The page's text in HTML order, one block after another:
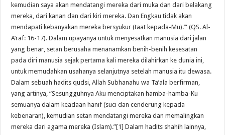
kemudian saya akan mendatangi mereka dari muka dan dari belakang
mereka, dari kanan dan dari kiri mereka. Dan Engkau tidak akan
mendapati kebanyakan mereka bersyukur (taat kepada-Mu).’” (QS. Al-
A’raf: 16-17). Dalam upayanya untuk menyesatkan manusia dari jalan
yang benar, setan berusaha menanamkan benih-benih kesesatan
pada diri manusia sejak pertama kali mereka dilahirkan ke dunia ini,
untuk memudahkan usahanya selanjutnya setelah manusia itu dewasa.
Dalam sebuah hadits qudsi, Allah Subhanahu wa Ta’ala berfirman,
yang artinya, “Sesungguhnya Aku menciptakan hamba-hamba-Ku
semuanya dalam keadaan hanif (suci dan cenderung kepada
kebenaran), kemudian setan mendatangi mereka dan memalingkan
mereka dari agama mereka (Islam).”[1] Dalam hadits shahih lainnya,